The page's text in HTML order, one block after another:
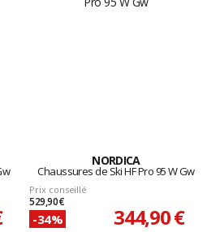
NORDICA
Chaussures de Ski HF Pro 95 W Gw
Prix conseillé
529,90 €
-34% 344,90 €